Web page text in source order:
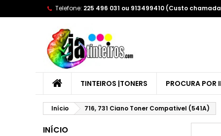
Telefone: 225 496 031 ou 913499410 (Custo
TINTEIROS |TONERS PROCURA POR
Início 716, 731 Ciano Toner Compativel (541A)
INÍCIO